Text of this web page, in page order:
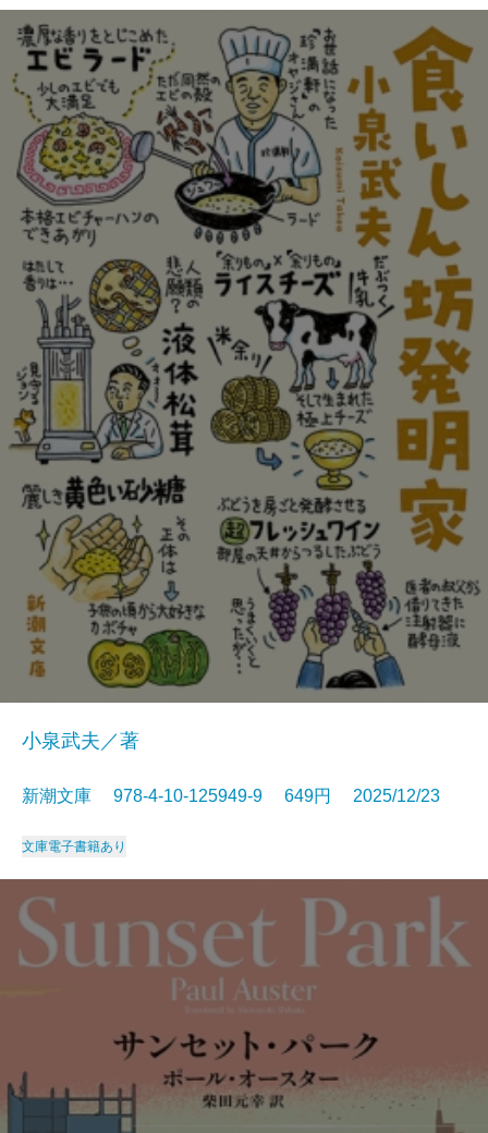
小泉武夫／著
新潮文庫 978-4-10-125949-9 649円 2025/12/23
文庫電子書籍あり